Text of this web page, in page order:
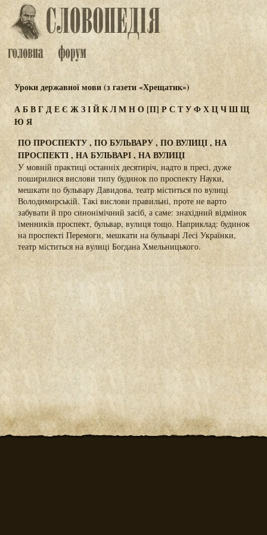
Уроки державної мови (з газети «Хрещатик»)
АБВГДЕЄ ЖЗІЙКЛМНО[П] РСТУФХЦЧШЩ
Ю Я
ПО ПРОСПЕКТУ , ПО БУЛЬВАРУ , ПО ВУЛИЦІ , НА
ПРОСПЕКТІ , НА БУЛЬВАРІ , НА ВУЛИЦІ
У мовній практиці останніх десятиріч, надто в пресі, дуже
поширилися вислови типу будинок по проспекту Науки,
мешкати по бульвару Давидова, театр міститься по вулиці
Володимирській. Такі вислови правильні, проте не варто
забувати й про синонімічний засіб, а саме: знахідний відмінок
іменників проспект, бульвар, вулиця тощо. Наприклад: будинок
на проспекті Перемоги, мешкати на бульварі Лесі Українки,
театр міститься на вулиці Богдана Хмельницького.